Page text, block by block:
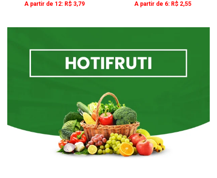
A partir de 12: R$ 3,79 A partir de 6: R$ 2,55